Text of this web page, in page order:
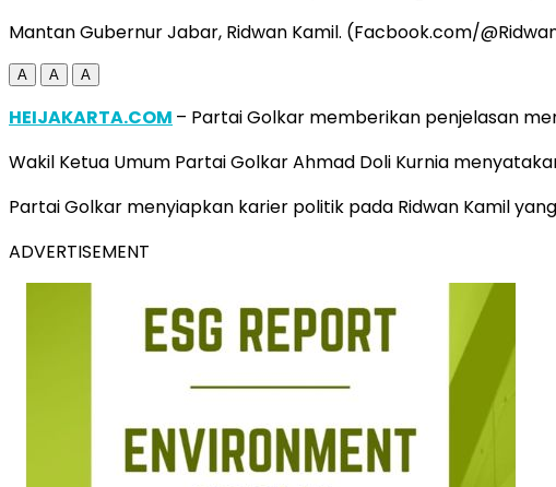
Mantan Gubernur Jabar, Ridwan Kamil. (Facbook.com/
A A A
HEIJAKARTA.COM – Partai Golkar memberikan penjelasan
Wakil Ketua Umum Partai Golkar Ahmad Doli Kurnia
Partai Golkar menyiapkan karier politik pada Ridwan Kamil
ADVERTISEMENT